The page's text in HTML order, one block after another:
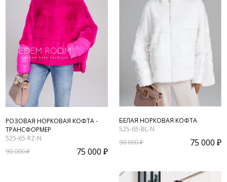
РОЗОВАЯ НОРКОВАЯ КОФТА -
ТРАНСФОРМЕР
525-65-RZ-N
90 000 ₽
75 000 ₽
БЕЛАЯ НОРКОВАЯ КОФТА
525-65-BL-N
90 000 ₽
75 000 ₽